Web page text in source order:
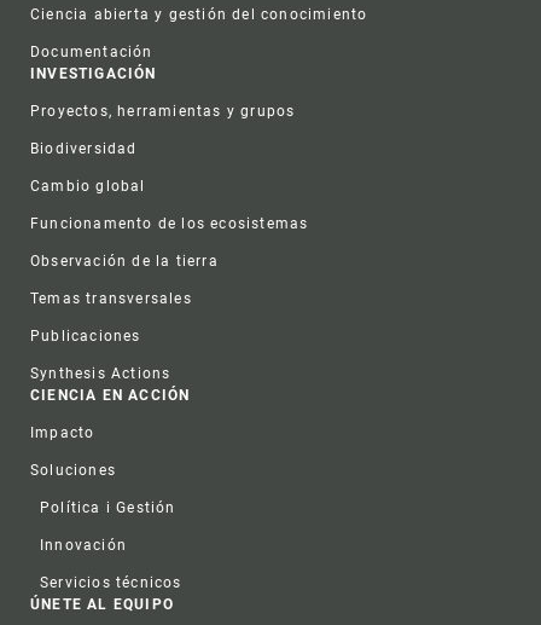
Ciencia abierta y gestión del conocimiento
Documentación
INVESTIGACIÓN
Proyectos, herramientas y grupos
Biodiversidad
Cambio global
Funcionamento de los ecosistemas
Observación de la tierra
Temas transversales
Publicaciones
Synthesis Actions
CIENCIA EN ACCIÓN
Impacto
Soluciones
Política i Gestión
Innovación
Servicios técnicos
ÚNETE AL EQUIPO